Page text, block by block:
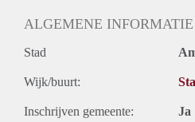
ALGEMENE INFORMATIE
Stad
Wijk/buurt:
Inschrijven gemeente: Ja